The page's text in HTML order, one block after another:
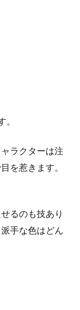
ラクターは注
を惹きます。
るのも技あり
手な色はどん